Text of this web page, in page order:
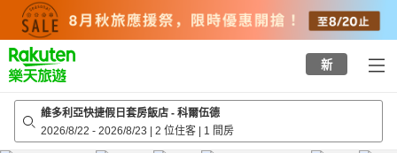
top
page
新
維多利亞快捷假日套房飯店 - 科爾伍德
2026/8/22 - 2026/8/23 | 2 位住客 | 1 間房